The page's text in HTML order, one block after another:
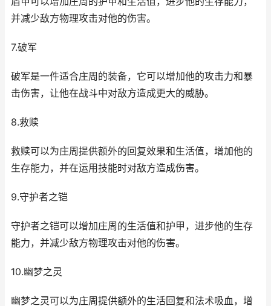
并减少敌方物理攻击对他的伤害。
7.破军
破军是一件适合庄周的装备，它可以增加他的攻击力和暴
击伤害，让他在战斗中对敌方造成更大的威胁。
8.救赎
救赎可以为庄周提供额外的回复效果和生活值，增加他的
生存能力，并在运用技能时对敌方造成伤害。
9.守护者之铠
守护者之铠可以增加庄周的生活值和护甲，进步他的生存
能力，并减少敌方物理攻击对他的伤害。
10.幽梦之灵
幽梦之灵可以为庄周提供额外的生活回复和法术吸血，增